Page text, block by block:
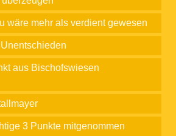
wäre mehr als verdient gewesen
aus Bischofswiesen
3 Punkte mitgenommen